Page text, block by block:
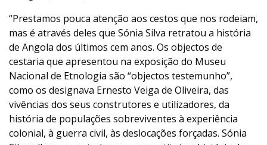
“Prestamos pouca atenção aos cestos que nos rodeiam,
mas é através deles que Sónia Silva retratou a história
de Angola dos últimos cem anos. Os objectos de
cestaria que apresentou na exposição do Museu
Nacional de Etnologia são “objectos testemunho”,
como os designava Ernesto Veiga de Oliveira, das
vivências dos seus construtores e utilizadores, da
história de populações sobreviventes à experiência
colonial, à guerra civil, às deslocações forçadas. Sónia